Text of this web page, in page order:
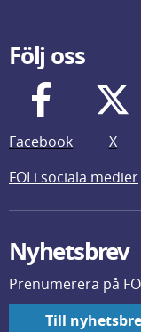
Följ oss
Facebook X
FOI i sociala medier
Nyhetsbrev
Prenumerera på
Till